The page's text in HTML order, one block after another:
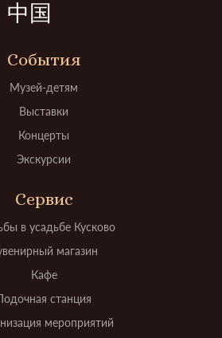
中国
События
Музей-детям
Выставки
Концерты
Экскурсии
Сервис
в усадьбе Кусково
магазин
Кафе
станция
мероприятий